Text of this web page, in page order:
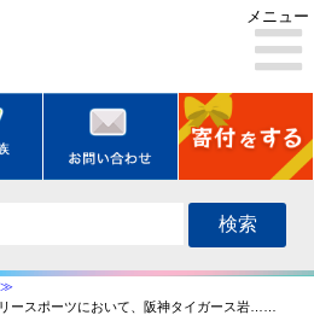
メニュー
検索
ースポーツにおいて、阪神タイガース岩……